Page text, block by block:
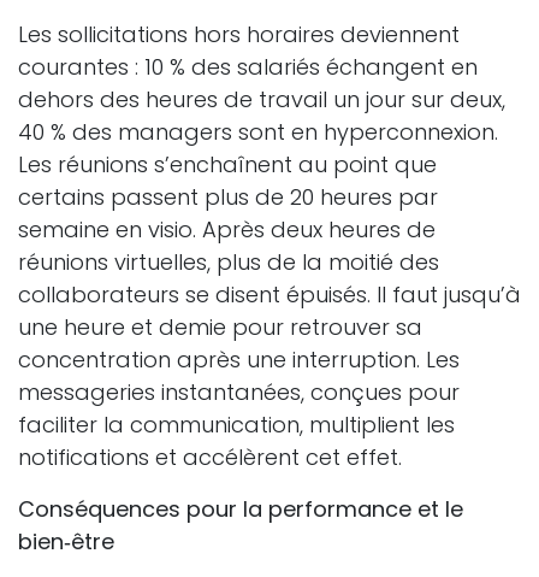
Les sollicitations hors horaires deviennent
courantes : 10 % des salariés échangent en
dehors des heures de travail un jour sur deux,
40 % des managers sont en hyperconnexion.
Les réunions s’enchaînent au point que
certains passent plus de 20 heures par
semaine en visio. Après deux heures de
réunions virtuelles, plus de la moitié des
collaborateurs se disent épuisés. Il faut jusqu’à
une heure et demie pour retrouver sa
concentration après une interruption. Les
messageries instantanées, conçues pour
faciliter la communication, multiplient les
notifications et accélèrent cet effet.
Conséquences pour la performance et le
bien‑être